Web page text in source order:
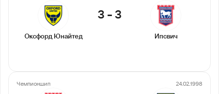
Оксфорд Юнайтед
3 -3
Ипсвич
Чемпионшип 24.02.1998